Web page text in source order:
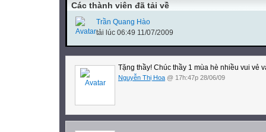
Các thành viên đã tải về
Trần Quang Hào
tải lúc 06:49 11/07/2009
Tặng thầy! Chúc thầy 1 mùa hè nhiều vui vẻ
Nguyễn Thị Hoa @ 17h:47p 28/06/09